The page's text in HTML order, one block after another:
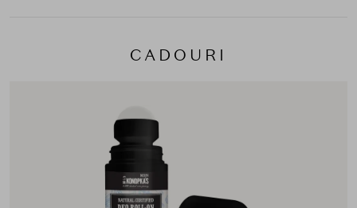
CADOURI